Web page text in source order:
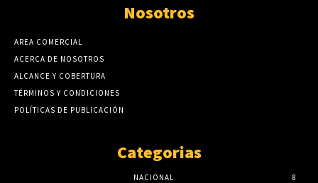
Nosotros
AREA COMERCIAL
ACERCA DE NOSOTROS
ALCANCE Y COBERTURA
TÉRMINOS Y CONDICIONES
POLÍTICAS DE PUBLICACIÓN
Categorias
NACIONAL
8